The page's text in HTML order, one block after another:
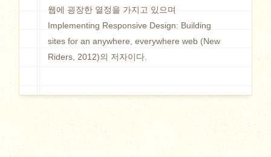
웹에 굉장한 열정을 가지고 있으며
Implementing Responsive Design: Building
sites for an anywhere, everywhere web (New
Riders, 2012)의 저자이다.